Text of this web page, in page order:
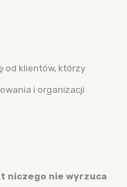
od klientów, którzy
i organizacji
niczego nie wyrzuca